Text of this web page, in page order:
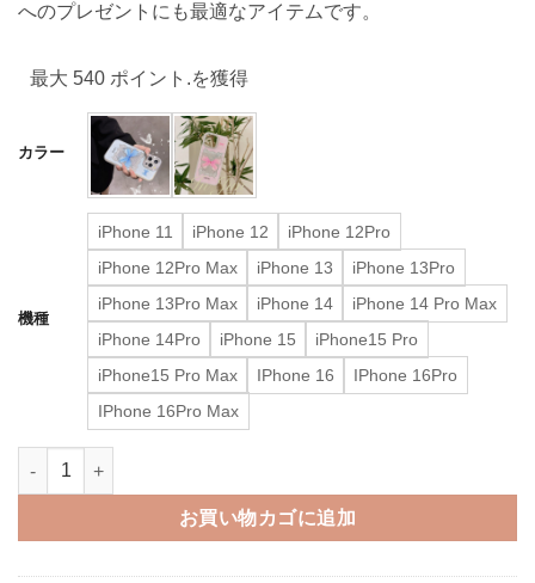
へのプレゼントにも最適なアイテムです。
最大 540 ポイント.を獲得
カラー
機種
iPhone 11 iPhone 12
iPhone 12Pro
iPhone 12Pro Max
iPhone 13
iPhone 13Pro
iPhone 13Pro Max
iPhone 14
iPhone 14 Pro Max
iPhone 14Pro
iPhone 15
iPhone15 Pro
iPhone15 Pro Max
IPhone 16
IPhone 16Pro
IPhone 16Pro Max
iphone16 ケース dior iphone16pro ケース ハイ ブランド ディオ
お買い物カゴに追加